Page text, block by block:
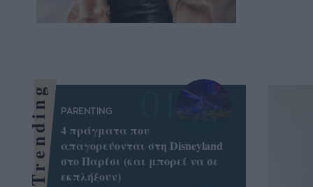
Trending PARENTING
4 πράγματα που
απαγορεύονται στη Disneyland
στο Παρίσι (και μπορεί να σε
εκπλήξουν)